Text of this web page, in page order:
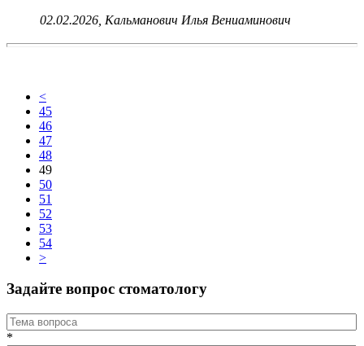
02.02.2026, Кальманович Илья Вениаминович
<
45
46
47
48
49
50
51
52
53
54
>
Задайте вопрос стоматологу
*